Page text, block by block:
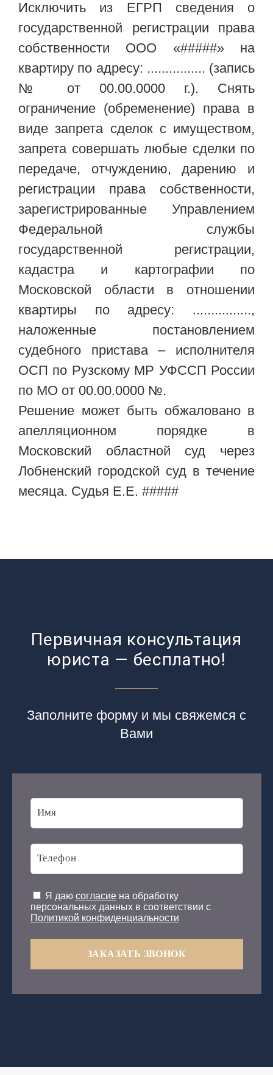
Исключить из ЕГРП сведения о
государственной регистрации права
собственности ООО «#####» на
квартиру по адресу: ................ (запись
№ от 00.00.0000 г.). Снять
ограничение (обременение) права в
виде запрета сделок с имуществом,
запрета совершать любые сделки по
передаче, отчуждению, дарению и
регистрации права собственности,
зарегистрированные Управлением
Федеральной службы
государственной регистрации,
кадастра и картографии по
Московской области в отношении
квартиры по адресу: ................,
наложенные постановлением
судебного пристава – исполнителя
ОСП по Рузскому МР УФССП России
по МО от 00.00.0000 №.
Решение может быть обжаловано в
апелляционном порядке в
Московский областной суд через
Лобненский городской суд в течение
месяца. Судья Е.Е. #####
Первичная консультация
юриста — бесплатно!
Заполните форму и мы свяжемся с
Вами
Я даю согласиена обработку
персональных данных в соответствии с
Политикой конфиденциальности
ЗАКАЗАТЬ ЗВОНОК